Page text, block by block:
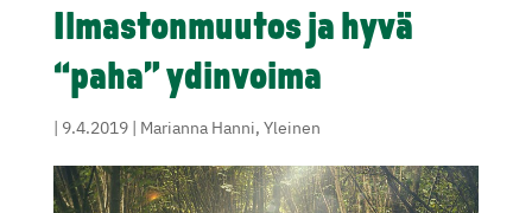
Ilmastonmuutos ja hyvä
“paha” ydinvoima
| 9.4.2019| Marianna Hanni, Yleinen